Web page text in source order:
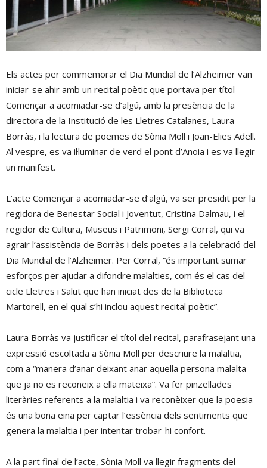
Els actes per commemorar el Dia Mundial de l’Alzheimer van
iniciar-se ahir amb un recital poètic que portava per títol
Començar a acomiadar-se d’algú, amb la presència de la
directora de la Institució de les Lletres Catalanes, Laura
Borràs, i la lectura de poemes de Sònia Moll i Joan-Elies Adell.
Al vespre, es va il·luminar de verd el pont d’Anoia i es va llegir
un manifest.
L’acte Començar a acomiadar-se d’algú, va ser presidit per la
regidora de Benestar Social i Joventut, Cristina Dalmau, i el
regidor de Cultura, Museus i Patrimoni, Sergi Corral, qui va
agrair l’assistència de Borràs i dels poetes a la celebració del
Dia Mundial de l’Alzheimer. Per Corral, “és important sumar
esforços per ajudar a difondre malalties, com és el cas del
cicle Lletres i Salut que han iniciat des de la Biblioteca
Martorell, en el qual s’hi inclou aquest recital poètic”.
Laura Borràs va justificar el títol del recital, parafrasejant una
expressió escoltada a Sònia Moll per descriure la malaltia,
com a “manera d’anar deixant anar aquella persona malalta
que ja no es reconeix a ella mateixa”. Va fer pinzellades
literàries referents a la malaltia i va reconèixer que la poesia
és una bona eina per captar l’essència dels sentiments que
genera la malaltia i per intentar trobar-hi confort.
A la part final de l’acte, Sònia Moll va llegir fragments del